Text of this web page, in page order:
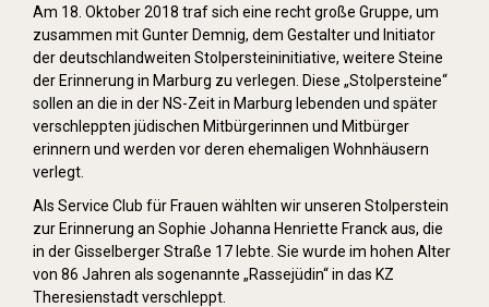
Am 18. Oktober 2018 traf sich eine recht große Gruppe, um
zusammen mit Gunter Demnig, dem Gestalter und Initiator
der deutschlandweiten Stolpersteininitiative, weitere Steine
der Erinnerung in Marburg zu verlegen. Diese „Stolpersteine“
sollen an die in der NS-Zeit in Marburg lebenden und später
verschleppten jüdischen Mitbürgerinnen und Mitbürger
erinnern und werden vor deren ehemaligen Wohnhäusern
verlegt.
Als Service Club für Frauen wählten wir unseren Stolperstein
zur Erinnerung an Sophie Johanna Henriette Franck aus, die
in der Gisselberger Straße 17 lebte. Sie wurde im hohen Alter
von 86 Jahren als sogenannte „Rassejüdin“ in das KZ
Theresienstadt verschleppt.